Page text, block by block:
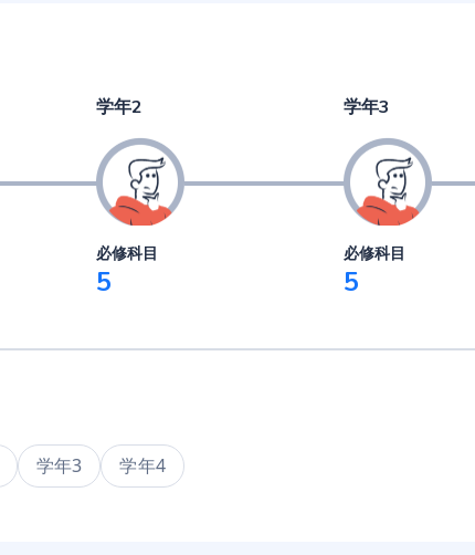
学年2
必修科目
5
学年3
必修科目
5
学年3 学年4